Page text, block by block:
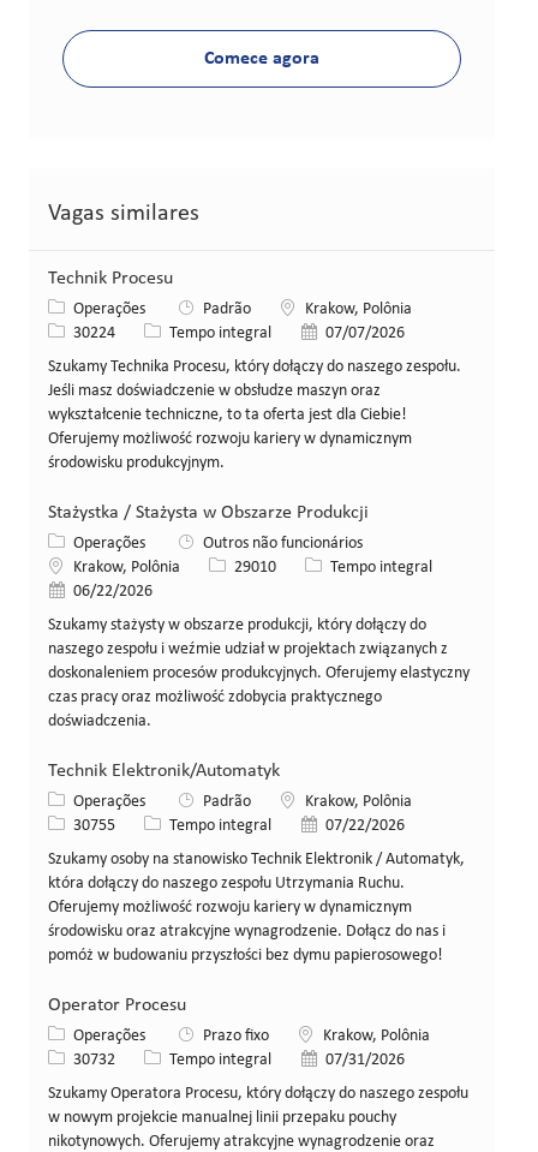
Comece agora
Vagas similares
Technik Procesu
Categoria
Operações Padrão LocalKrakow, Polônia
ID da vaga
30224 Tipo de cargo
Tempo integral Data de publicação
07/07/2026
Szukamy Technika Procesu, który dołączy do naszego zespołu.
Jeśli masz doświadczenie w obsłudze maszyn oraz
wykształcenie techniczne, to ta oferta jest dla Ciebie!
Oferujemy możliwość rozwoju kariery w dynamicznym
środowisku produkcyjnym.
Stażystka / Stażysta w Obszarze Produkcji
Categoria
Operações
Outros não funcionários
LocalKrakow, Polônia ID da vaga
29010 Tipo de cargo
Tempo integral
Data de publicação
06/22/2026
Szukamy stażysty w obszarze produkcji, który dołączy do
naszego zespołu i weźmie udział w projektach związanych z
doskonaleniem procesów produkcyjnych. Oferujemy elastyczny
czas pracy oraz możliwość zdobycia praktycznego
doświadczenia.
Technik Elektronik/Automatyk
Categoria
Operações Padrão LocalKrakow, Polônia
ID da vaga
30755 Tipo de cargo
Tempo integral Data de publicação
07/22/2026
Szukamy osoby na stanowisko Technik Elektronik / Automatyk,
która dołączy do naszego zespołu Utrzymania Ruchu.
Oferujemy możliwość rozwoju kariery w dynamicznym
środowisku oraz atrakcyjne wynagrodzenie. Dołącz do nas i
pomóż w budowaniu przyszłości bez dymu papierosowego!
Operator Procesu
Categoria
Operações Prazo fixo LocalKrakow, Polônia
ID da vaga
30732 Tipo de cargo
Tempo integral Data de publicação
07/31/2026
Szukamy Operatora Procesu, który dołączy do naszego zespołu
w nowym projekcie manualnej linii przepaku pouchy
nikotynowych. Oferujemy atrakcyjne wynagrodzenie oraz